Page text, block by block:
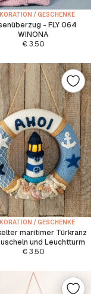
/ GESCHENKE
- FLY 064
WINONA
€3.50
/ GESCHENKE
maritimer Türkranz
und Leuchtturm
€3.50